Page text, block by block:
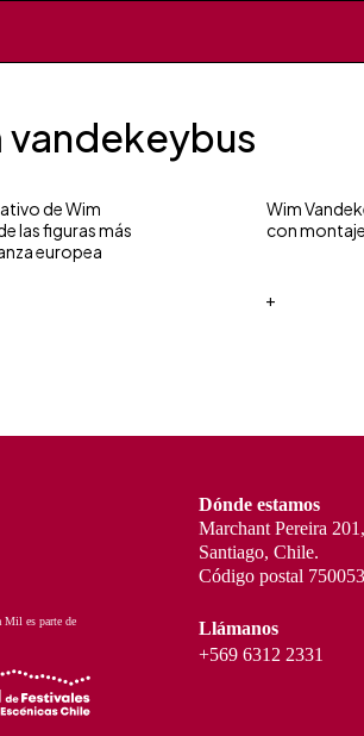
vandekeybus
de Wim
las figuras más
europea
Wim
con
+
Dónde estamos
Marchant Pereira
Santiago, Chile.
Código postal
Llámanos
+569 6312 2331